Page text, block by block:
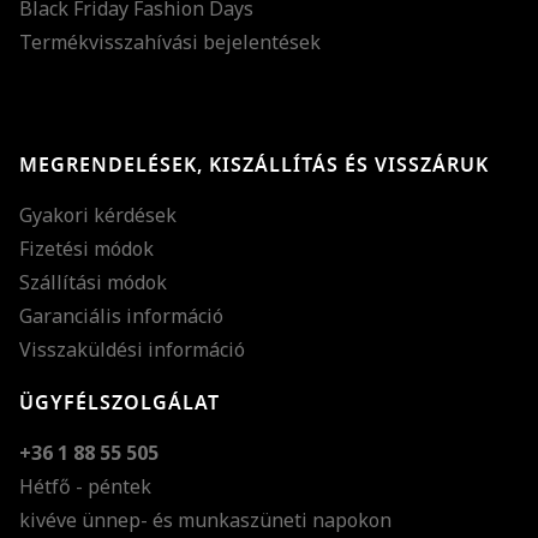
Black Friday Fashion Days
Termékvisszahívási bejelentések
MEGRENDELÉSEK, KISZÁLLÍTÁS ÉS VISSZÁRUK
Gyakori kérdések
Fizetési módok
Szállítási módok
Garanciális információ
Visszaküldési információ
ÜGYFÉLSZOLGÁLAT
+36 1 88 55 505
Hétfő - péntek
kivéve ünnep- és munkaszüneti napokon